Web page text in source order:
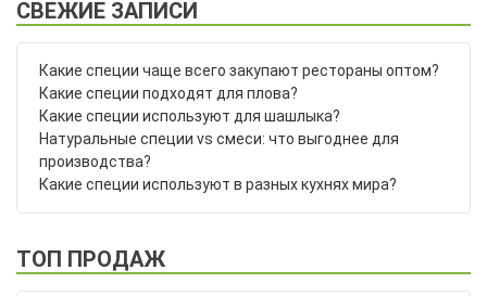
СВЕЖИЕ ЗАПИСИ
Какие специи чаще всего закупают рестораны оптом?
Какие специи подходят для плова?
Какие специи используют для шашлыка?
Натуральные специи vs смеси: что выгоднее для
производства?
Какие специи используют в разных кухнях мира?
ТОП ПРОДАЖ